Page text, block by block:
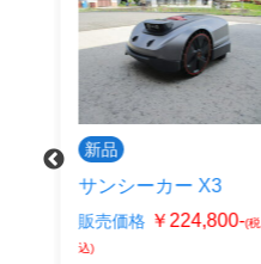
新品
サンシーカー X3
販売価格 ￥224,800-(税
込)